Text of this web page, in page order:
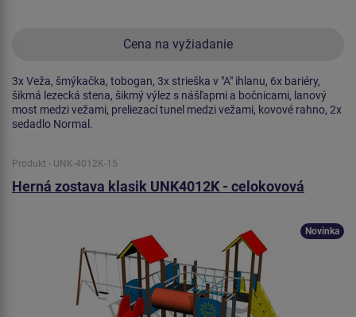
Cena na vyžiadanie
3x Veža, šmýkačka, tobogan, 3x strieška v "A" ihlanu, 6x bariéry,
šikmá lezecká stena, šikmý výlez s nášľapmi a bočnicami, lanový
most medzi vežami, preliezací tunel medzi vežami, kovové rahno, 2x
sedadlo Normal.
Produkt - UNK-4012K-15
Herná zostava klasik UNK4012K - celokovová
Novinka